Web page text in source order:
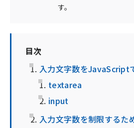
す。
目次
入力文字数をJavaScript
textarea
input
入力文字数を制限するた